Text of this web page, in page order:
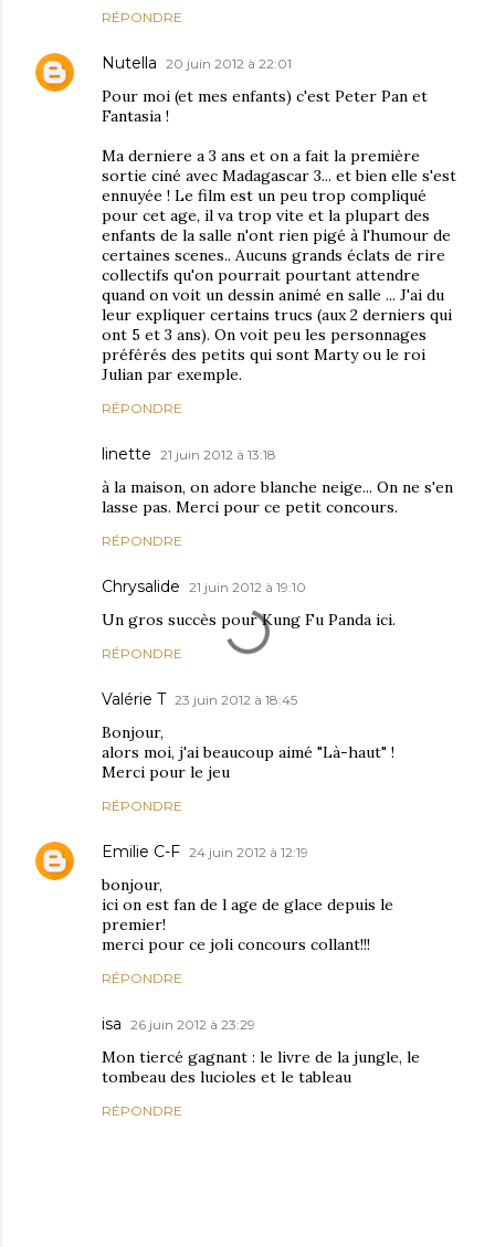
RÉPONDRE
Nutella 20 juin 2012 à 22:01
Pour moi (et mes enfants) c'est Peter Pan et
Fantasia !
Ma derniere a 3 ans et on a fait la première
sortie ciné avec Madagascar 3... et bien elle s'est
ennuyée ! Le film est un peu trop compliqué
pour cet age, il va trop vite et la plupart des
enfants de la salle n'ont rien pigé à l'humour de
certaines scenes.. Aucuns grands éclats de rire
collectifs qu'on pourrait pourtant attendre
quand on voit un dessin animé en salle ... J'ai du
leur expliquer certains trucs (aux 2 derniers qui
ont 5 et 3 ans). On voit peu les personnages
préférés des petits qui sont Marty ou le roi
Julian par exemple.
RÉPONDRE
linette 21 juin 2012 à 13:18
à la maison, on adore blanche neige... On ne s'en
lasse pas. Merci pour ce petit concours.
RÉPONDRE
Chrysalide 21 juin 2012 à 19:10
Un gros succès pour Kung Fu Panda ici.
RÉPONDRE
Valérie T 23 juin 2012 à 18:45
Bonjour,
alors moi, j'ai beaucoup aimé "Là-haut" !
Merci pour le jeu
RÉPONDRE
Emilie C-F 24 juin 2012 à 12:19
bonjour,
ici on est fan de l age de glace depuis le
premier!
merci pour ce joli concours collant!!!
RÉPONDRE
isa 26 juin 2012 à 23:29
Mon tiercé gagnant : le livre de la jungle, le
tombeau des lucioles et le tableau
RÉPONDRE